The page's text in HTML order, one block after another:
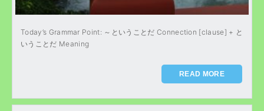
Today’s Grammar Point: ～ということだ Connection [clause] + と
いうことだ Meaning
READ MORE